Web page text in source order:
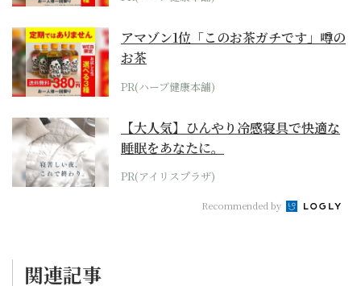
アマゾン1位「このお茶ガチです」噂の
お茶
PR(ハーブ健康本舗)
【大人気】ひんやり冷感寝具で快適な
睡眠をあなたに。
PR(アイリスプラザ)
Recommended by
関連記事